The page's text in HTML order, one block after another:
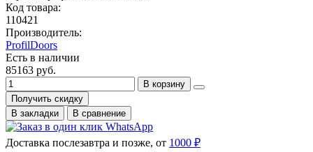
Код товара:
110421
Производитель:
ProfilDoors
Есть в наличии
85163 руб.
В корзину
Получить скидку
В закладки
В сравнение
Доставка послезавтра и позже, от 1000 ₽